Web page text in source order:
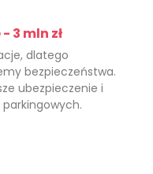
3 mln zł
dlatego
bezpieczeństwa.
ubezpieczenie i